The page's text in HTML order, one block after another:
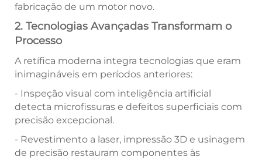
fabricação de um motor novo.
2. Tecnologias Avançadas Transformam o
Processo
A retífica moderna integra tecnologias que eram
inimagináveis em períodos anteriores:
- Inspeção visual com inteligência artificial
detecta microfissuras e defeitos superficiais com
precisão excepcional.
- Revestimento a laser, impressão 3D e usinagem
de precisão restauram componentes às